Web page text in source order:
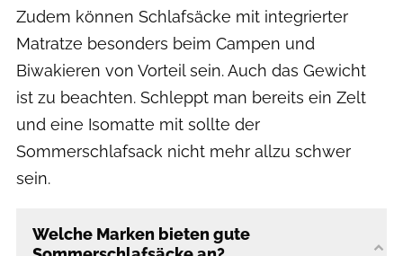
Zudem können Schlafsäcke mit integrierter
Matratze besonders beim Campen und
Biwakieren von Vorteil sein. Auch das Gewicht
ist zu beachten. Schleppt man bereits ein Zelt
und eine Isomatte mit sollte der
Sommerschlafsack nicht mehr allzu schwer
sein.
Welche Marken bieten gute